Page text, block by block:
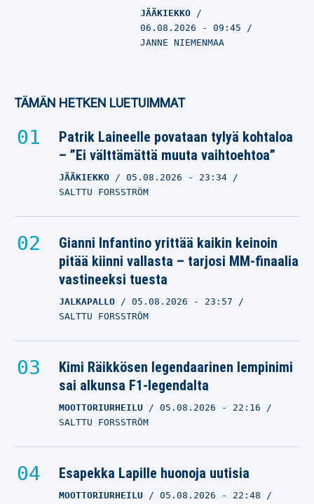
JÄÄKIEKKO
06.08.2026 - 09:45
JANNE NIEMENMAA
TÄMÄN HETKEN LUETUIMMAT
Patrik Laineelle povataan tylyä kohtaloa
– ”Ei välttämättä muuta vaihtoehtoa”
JÄÄKIEKKO 05.08.2026 - 23:34
SALTTU FORSSTRÖM
Gianni Infantino yrittää kaikin keinoin
pitää kiinni vallasta – tarjosi MM-finaalia
vastineeksi tuesta
JALKAPALLO 05.08.2026 - 23:57
SALTTU FORSSTRÖM
Kimi Räikkösen legendaarinen lempinimi
sai alkunsa F1-legendalta
MOOTTORIURHEILU 05.08.2026 - 22:16
SALTTU FORSSTRÖM
Esapekka Lapille huonoja uutisia
MOOTTORIURHEILU 05.08.2026 - 22:48